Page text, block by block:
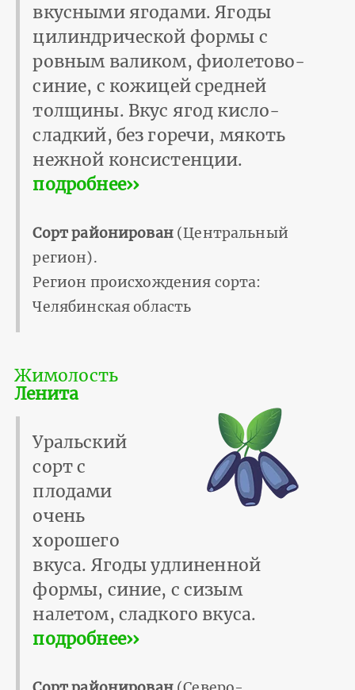
вкусными ягодами. Ягоды
цилиндрической формы с
ровным валиком, фиолетово-
синие, с кожицей средней
толщины. Вкус ягод кисло-
сладкий, без горечи, мякоть
нежной консистенции.
подробнее››
Сорт районирован(Центральный
регион).
Регион происхождения сорта:
Челябинская область
Жимолость
Ленита
Уральский
сорт с
плодами
очень
хорошего
вкуса. Ягоды удлиненной
формы, синие, с сизым
налетом, сладкого вкуса.
подробнее››